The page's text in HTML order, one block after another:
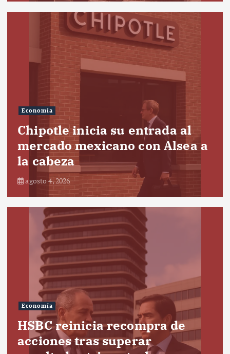
Economía
Chipotle inicia su entrada al
mercado mexicano con Alsea a
la cabeza
agosto 4, 2026
Economía
HSBC reinicia recompra de
acciones tras superar